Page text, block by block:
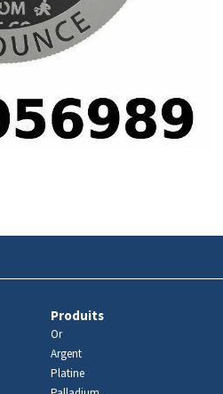
Produits
Or
Argent
Platine